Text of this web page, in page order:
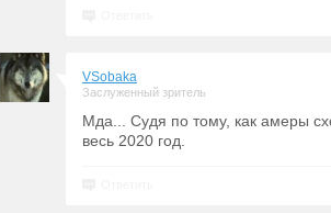
VSobaka
Заслуженный зритель
Мда... Судя по тому, как амеры
весь 2020 год.